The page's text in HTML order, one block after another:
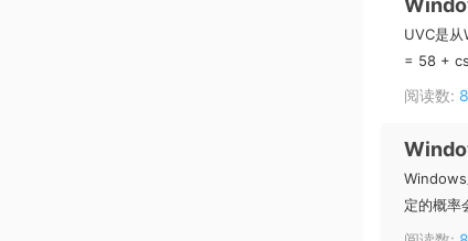
UVC是
= 58 +
阅读数:
Windows
定的概率